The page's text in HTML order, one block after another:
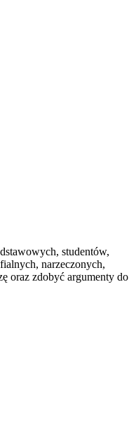
studentów,
narzeczonych,
oraz zdobyć argumenty do